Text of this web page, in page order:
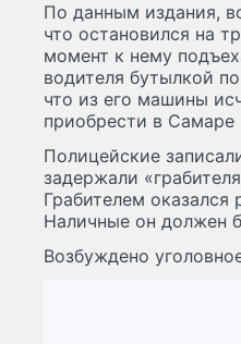
По данным издания,
что остановился на
момент к нему
водителя бутылкой
что из его машины
приобрести в Самаре
Полицейские
задержали
Грабителем оказался
Наличные он должен
Возбуждено